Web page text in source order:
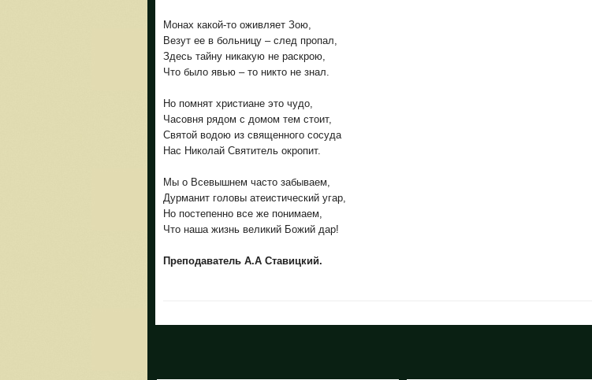
Монах какой-то оживляет Зою,
Везут ее в больницу – след пропал,
Здесь тайну никакую не раскрою,
Что было явью – то никто не знал.
Но помнят христиане это чудо,
Часовня рядом с домом тем стоит,
Святой водою из священного сосуда
Нас Николай Святитель окропит.
Мы о Всевышнем часто забываем,
Дурманит головы атеистический угар,
Но постепенно все же понимаем,
Что наша жизнь великий Божий дар!
Преподаватель А.А Ставицкий.